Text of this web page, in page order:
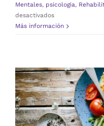
Mentales, psicologia,
desactivadosen
¿QUÉ
EN
NUESTRO
CEREBRO?
Más información